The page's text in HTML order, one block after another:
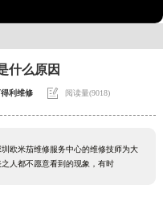
什么原因
利维修  阅读量(9018)
欧米茄维修服务中心的维修技师为大
人都不愿意看到的现象，有时